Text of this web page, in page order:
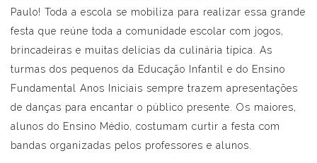
Paulo! Toda a escola se mobiliza para realizar essa grande
festa que reúne toda a comunidade escolar com jogos,
brincadeiras e muitas delícias da culinária típica. As
turmas dos pequenos da Educação Infantil e do Ensino
Fundamental Anos Iniciais sempre trazem apresentações
de danças para encantar o público presente. Os maiores,
alunos do Ensino Médio, costumam curtir a festa com
bandas organizadas pelos professores e alunos.